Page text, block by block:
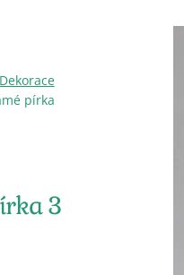
Dekorace
pírka
3